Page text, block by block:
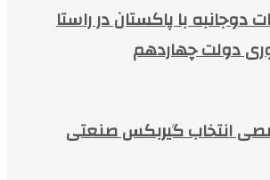
دوجانبه با پاکستان در راستا
دولت چهاردهم
انتخاب گیربکس صنعتی